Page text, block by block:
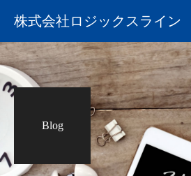
株式会社ロジックスライン
Blog